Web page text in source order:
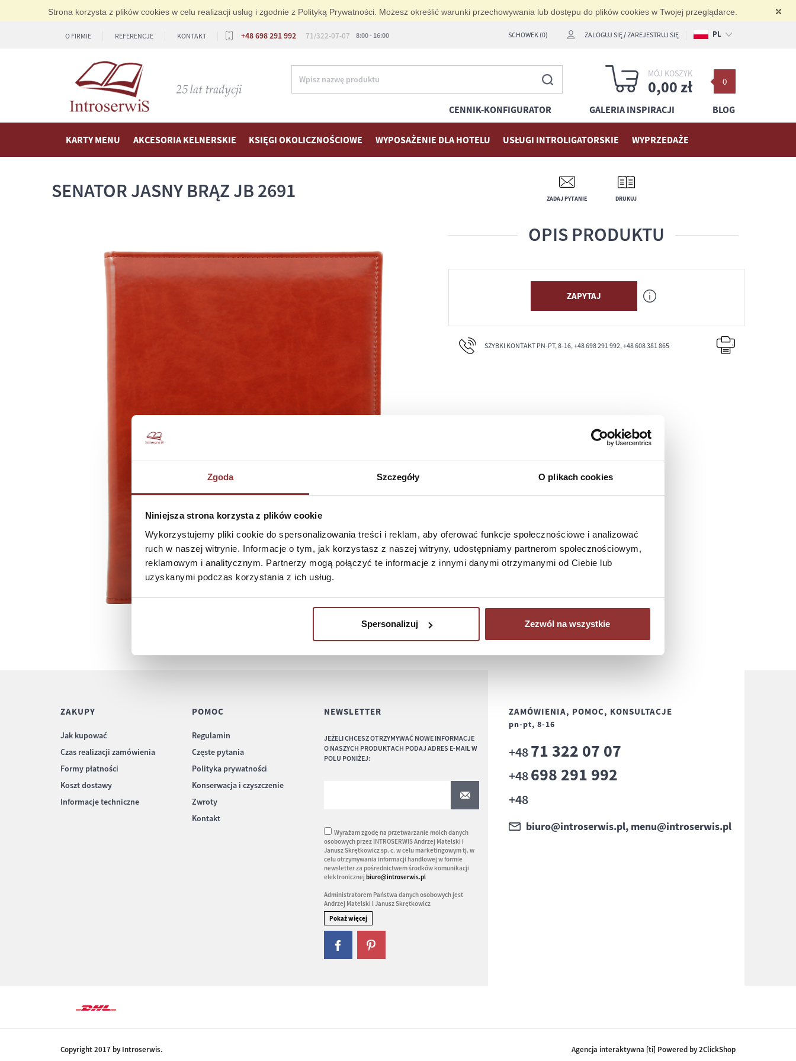
Zgoda Szczegóły O plikach cookies
Niniejsza strona korzysta z plików cookie
Wykorzystujemy pliki cookie do spersonalizowania treści i reklam, aby oferować funkcje społecznościowe i analizować
ruch w naszej witrynie. Informacje o tym, jak korzystasz z naszej witryny, udostępniamy partnerom społecznościowym,
reklamowym i analitycznym. Partnerzy mogą połączyć te informacje z innymi danymi otrzymanymi od Ciebie lub
uzyskanymi podczas korzystania z ich usług.
Spersonalizuj Zezwól na wszystkie
Strona korzysta z plików cookies w celu realizacji usług i zgodnie z Polityką Prywatności. Możesz określić warunki przechowywania lub dostępu do plików cookies w Twojej przeglądarce.
O FIRMIE REFERENCJE KONTAKT +48 698 291 992 71/322-07-07 8:00 - 16:00 SCHOWEK (0) ZALOGUJ SIĘ/ZAREJESTRUJ SIĘ PL
DE
CENNIK-KONFIGURATOR GALERIA INSPIRACJI BLOG
0
MÓJ KOSZYK
0,00 zł
KARTY MENU AKCESORIA KELNERSKIE KSIĘGI OKOLICZNOŚCIOWE WYPOSAŻENIE DLA HOTELU USŁUGI INTROLIGATORSKIE WYPRZEDAŻE
SENATOR JASNY BRĄZ JB 2691 ZADAJ PYTANIE DRUKUJ
OPIS PRODUKTU
ZAPYTAJ
SZYBKI KONTAKT PN-PT, 8-16, +48 698 291 992, +48 608 381 865
ZAKUPY
Jak kupować
Czas realizacji zamówienia
Formy płatności
Koszt dostawy
Informacje techniczne
POMOC
Regulamin
Częste pytania
Polityka prywatności
Konserwacja i czyszczenie
Zwroty
Kontakt
NEWSLETTER
JEŻELI CHCESZ OTRZYMYWAĆ NOWE INFORMACJE
O NASZYCH PRODUKTACH PODAJ ADRES E-MAIL W
POLU PONIŻEJ:
Wyrażam zgodę na przetwarzanie moich danych
osobowych przez INTROSERWIS Andrzej Matelski i
Janusz Skrętkowicz sp. c. w celu marketingowym tj. w
celu otrzymywania informacji handlowej w formie
newsletter za pośrednictwem środków komunikacji
elektronicznej biuro@introserwis.pl
Administratorem Państwa danych osobowych jest
Andrzej Matelski i Janusz Skrętkowicz
ZAMÓWIENIA, POMOC, KONSULTACJE
pn-pt, 8-16
+4871 322 07 07
+48698 291 992
+48
biuro@introserwis.pl, menu@introserwis.pl
Copyright 2017 by Introserwis. Agencja interaktywna [ti] Powered by 2ClickShop